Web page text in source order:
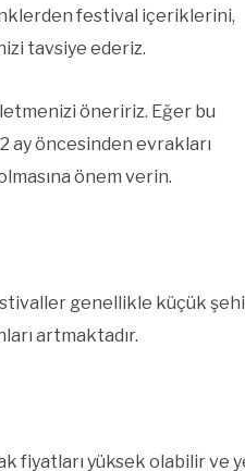
festival içeriklerini,
tavsiye ederiz.
öneririz. Eğer bu
ay öncesinden evrakları
önem verin.
genellikle küçük
artmaktadır.
fiyatları yüksek olabilir ve